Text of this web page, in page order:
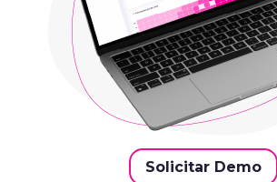
Solicitar Demo